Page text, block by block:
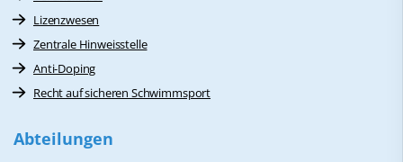
Lizenzwesen
Zentrale Hinweisstelle
Anti-Doping
Recht auf sicheren Schwimmsport
Abteilungen